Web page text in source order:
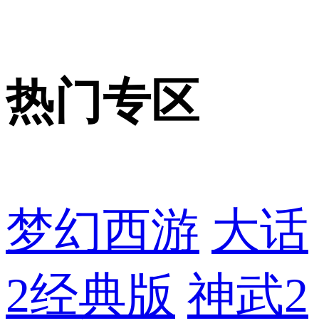
热门专区
梦幻西游 大话
2经典版 神武2